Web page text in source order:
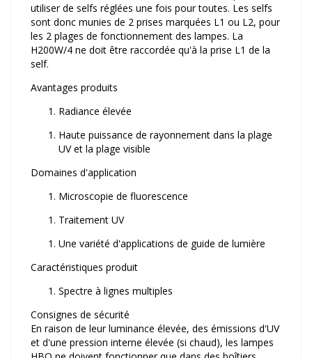
utiliser de selfs réglées une fois pour toutes. Les selfs
sont donc munies de 2 prises marquées L1 ou L2, pour
les 2 plages de fonctionnement des lampes. La
H200W/4 ne doit être raccordée qu'à la prise L1 de la
self.
Avantages produits
Radiance élevée
Haute puissance de rayonnement dans la plage
UV et la plage visible
Domaines d'application
Microscopie de fluorescence
Traitement UV
Une variété d'applications de guide de lumière
Caractéristiques produit
Spectre à lignes multiples
Consignes de sécurité
En raison de leur luminance élevée, des émissions d'UV
et d'une pression interne élevée (si chaud), les lampes